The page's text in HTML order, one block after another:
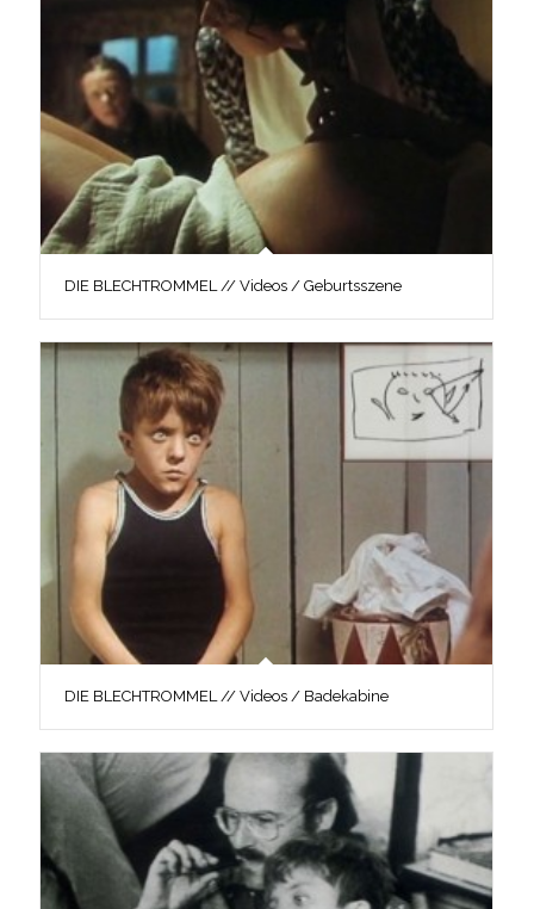
DIE BLECHTROMMEL // Videos / Geburtsszene
DIE BLECHTROMMEL // Videos / Badekabine